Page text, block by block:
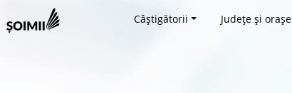
Câștigătorii Județe și orașe